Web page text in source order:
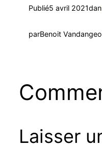
Publié5 avril 2021
parBenoit
Laisser